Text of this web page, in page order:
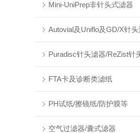
Mini-UniPrep非针头式滤器
Autovial及Uniflo及GD/X针头
FTA卡及诊断类滤纸
PH试纸/擦镜纸/防护膜等
空气过滤器/囊式滤器